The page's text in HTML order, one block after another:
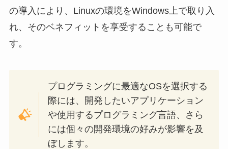
の導入により、Linuxの環境をWindows上で取り入
れ、そのベネフィットを享受することも可能で
す。
プログラミングに最適なOSを選択する
際には、開発したいアプリケーション
や使用するプログラミング言語、さら
には個々の開発環境の好みが影響を及
ぼします。